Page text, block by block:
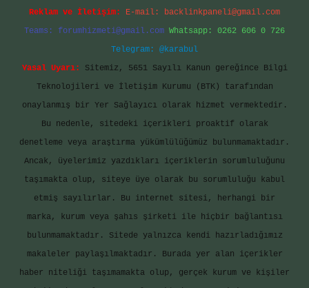
Reklam ve İletişim: E-mail: backlinkpaneli@gmail.com
Teams: forumhizmeti@gmail.com Whatsapp: 0262 606 0 726
Telegram: @karabul
Yasal Uyarı:
Sitemiz, 5651 Sayılı Kanun gereğince Bilgi
Teknolojileri ve İletişim Kurumu (BTK) tarafından
onaylanmış bir Yer Sağlayıcı olarak hizmet vermektedir.
Bu nedenle, sitedeki içerikleri proaktif olarak
denetleme veya araştırma yükümlülüğümüz bulunmamaktadır.
Ancak, üyelerimiz yazdıkları içeriklerin sorumluluğunu
taşımakta olup, siteye üye olarak bu sorumluluğu kabul
etmiş sayılırlar. Bu internet sitesi, herhangi bir
marka, kurum veya şahıs şirketi ile hiçbir bağlantısı
bulunmamaktadır. Sitede yalnızca kendi hazırladığımız
makaleler paylaşılmaktadır. Burada yer alan içerikler
haber niteliği taşımamakta olup, gerçek kurum ve kişiler